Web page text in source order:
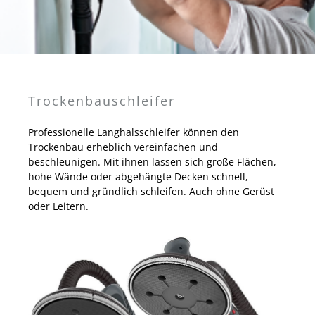
Trockenbauschleifer
Professionelle Langhalsschleifer können den
Trockenbau erheblich vereinfachen und
beschleunigen. Mit ihnen lassen sich große Flächen,
hohe Wände oder abgehängte Decken schnell,
bequem und gründlich schleifen. Auch ohne Gerüst
oder Leitern.